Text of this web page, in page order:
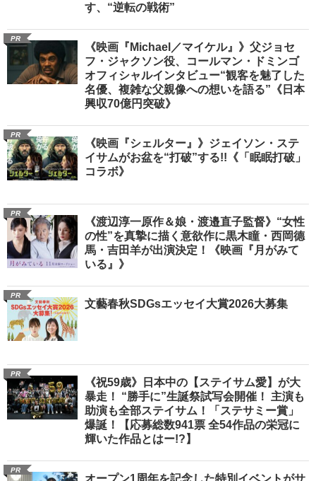
す、“逆転の戦術”
PR
《映画『Michael／マイケル』》父ジョセ
フ・ジャクソン役、コールマン・ドミンゴ
オフィシャルインタビュー“観客を魅了した
名優、複雑な父親像への想いを語る”《日本
興収70億円突破》
PR
《映画『シェルター』》ジェイソン・ステ
イサムがお盆を“打破”する!!《「眠眠打破」
コラボ》
PR
《渡辺淳一原作＆娘・渡邉直子監督》“女性
の性”を真摯に描く意欲作に黒木瞳・西岡德
馬・吉田羊が出演決定！《映画『月がみて
いる』》
PR
文藝春秋SDGsエッセイ大賞2026大募集
PR
《祝59歳》日本中の【ステイサム愛】が大
暴走！ “勝手に”生誕祭試写会開催！ 主演も
助演も全部ステイサム！「ステサミー賞」
爆誕！【応募総数941票 全54作品の栄冠に
輝いた作品とはー!?】
PR
オープン1周年を記念した特別イベントがサ